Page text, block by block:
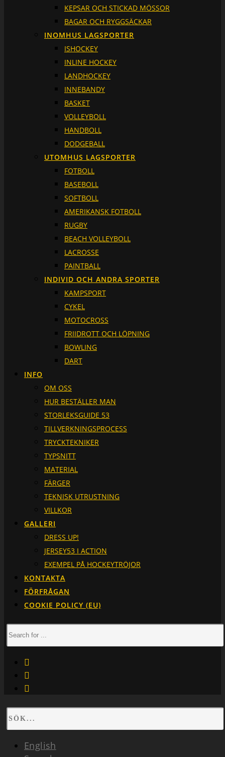
KEPSAR OCH STICKAD MÖSSOR
BAGAR OCH RYGGSÄCKAR
INOMHUS LAGSPORTER
ISHOCKEY
INLINE HOCKEY
LANDHOCKEY
INNEBANDY
BASKET
VOLLEYBOLL
HANDBOLL
DODGEBALL
UTOMHUS LAGSPORTER
FOTBOLL
BASEBOLL
SOFTBOLL
AMERIKANSK FOTBOLL
RUGBY
BEACH VOLLEYBOLL
LACROSSE
PAINTBALL
INDIVID OCH ANDRA SPORTER
KAMPSPORT
CYKEL
MOTOCROSS
FRIIDROTT OCH LÖPNING
BOWLING
DART
INFO
OM OSS
HUR BESTÄLLER MAN
STORLEKSGUIDE 53
TILLVERKNINGSPROCESS
TRYCKTEKNIKER
TYPSNITT
MATERIAL
FÄRGER
TEKNISK UTRUSTNING
VILLKOR
GALLERI
DRESS UP!
JERSEY53 I ACTION
EXEMPEL PÅ HOCKEYTRÖJOR
KONTAKTA
FÖRFRÅGAN
COOKIE POLICY (EU)
English